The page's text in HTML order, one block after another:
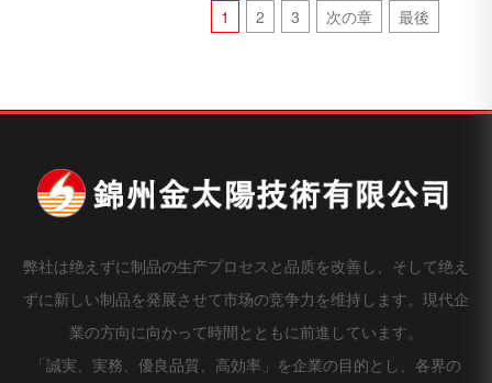
1 2 3 次の章 最後
弊社は绝えずに制品の生产プロセスと品质を改善し、そして绝え
ずに新しい制品を発展させて市场の竞争力を维持します。現代企
業の方向に向かって時間とともに前進しています。
「誠実、実務、優良品質、高効率」を企業の目的とし、各界の